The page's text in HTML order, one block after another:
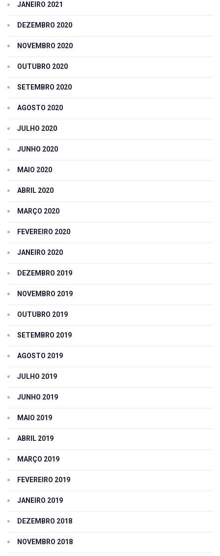
JANEIRO 2021
DEZEMBRO 2020
NOVEMBRO 2020
OUTUBRO 2020
SETEMBRO 2020
AGOSTO 2020
JULHO 2020
JUNHO 2020
MAIO 2020
ABRIL 2020
MARÇO 2020
FEVEREIRO 2020
JANEIRO 2020
DEZEMBRO 2019
NOVEMBRO 2019
OUTUBRO 2019
SETEMBRO 2019
AGOSTO 2019
JULHO 2019
JUNHO 2019
MAIO 2019
ABRIL 2019
MARÇO 2019
FEVEREIRO 2019
JANEIRO 2019
DEZEMBRO 2018
NOVEMBRO 2018